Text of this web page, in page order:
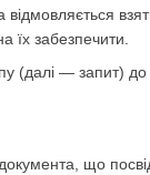
їх забезпечити.
(далі — запит)
що